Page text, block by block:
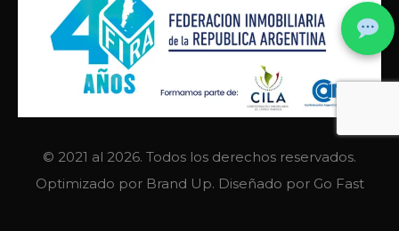
© 2021 al 2026. Todos los derechos reservados.
Optimizado por Brand Up. Diseñado por Go Fast